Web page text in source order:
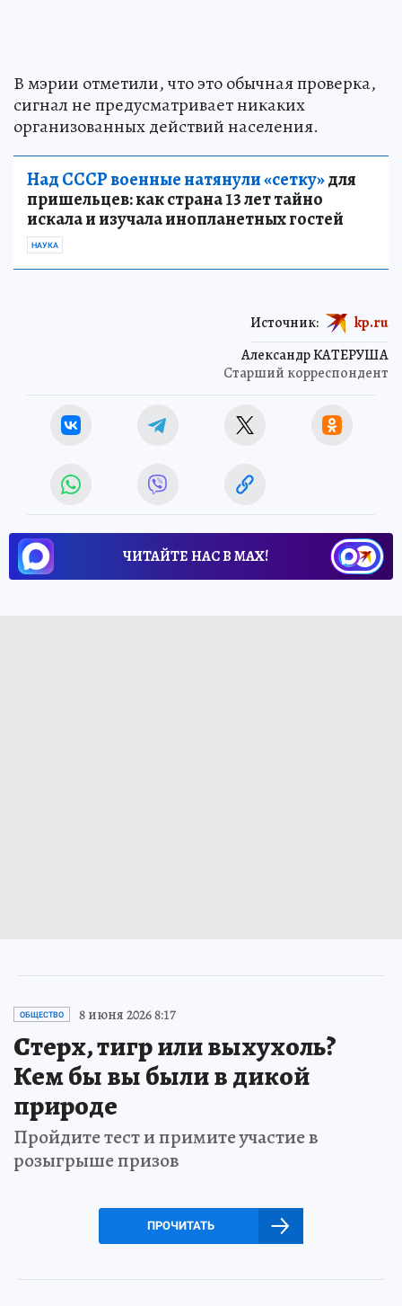
В мэрии отметили, что это обычная проверка,
сигнал не предусматривает никаких
организованных действий населения.
Над СССР военные натянули «сетку»для
пришельцев: как страна 13 лет тайно
искала и изучала инопланетных гостей
НАУКА
Александр КАТЕРУША
Старший корреспондент
Источник: kp.ru
ЧИТАЙТЕ НАС В МАХ!
ОБЩЕСТВО 8 июня 2026 8:17
Стерх, тигр или выхухоль?
Кем бы вы были в дикой
природе
Пройдите тест и примите участие в
розыгрыше призов
ПРОЧИТАТЬ